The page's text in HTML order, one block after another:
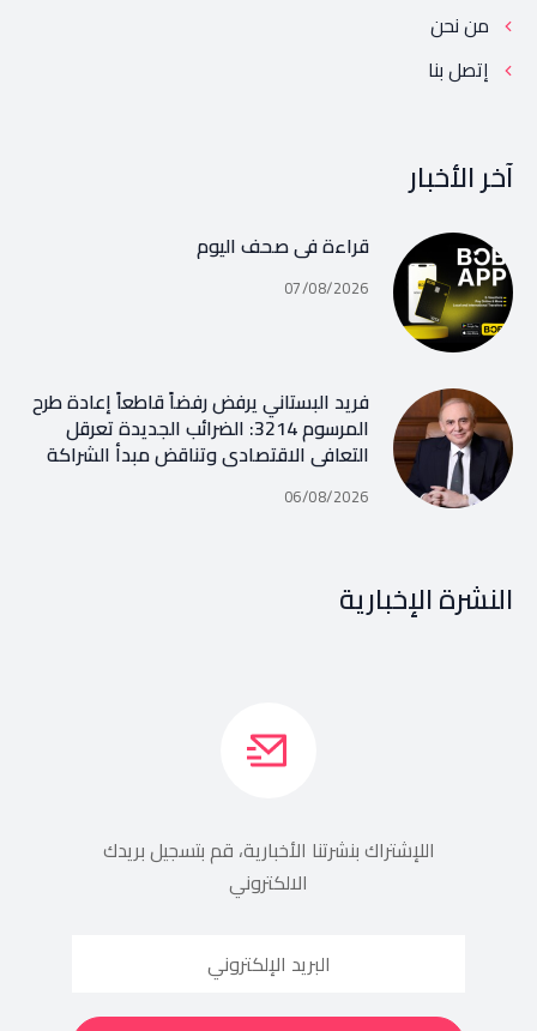
من نحن
إتصل بنا
آخر الأخبار
قراءة في صحف اليوم
07/08/2026
فريد البستاني يرفض رفضاً قاطعاً إعادة طرح
المرسوم 3214: الضرائب الجديدة تعرقل
التعافي الاقتصادي وتناقض مبدأ الشراكة
06/08/2026
النشرة الإخبارية
اللإشتراك بنشرتنا الأخبارية، قم بتسجيل بريدك
الالكتروني